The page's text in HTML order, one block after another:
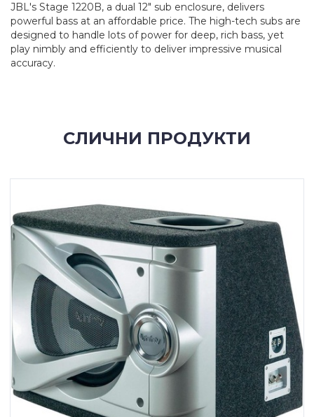
JBL's Stage 1220B, a dual 12" sub enclosure, delivers
powerful bass at an affordable price. The high-tech subs are
designed to handle lots of power for deep, rich bass, yet
play nimbly and efficiently to deliver impressive musical
accuracy.
СЛИЧНИ ПРОДУКТИ